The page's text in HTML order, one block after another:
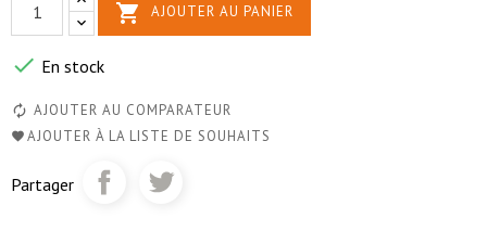
 AJOUTER AU PANIER
 En stock
AJOUTER AU COMPARATEUR
AJOUTER À LA LISTE DE SOUHAITS
Partager